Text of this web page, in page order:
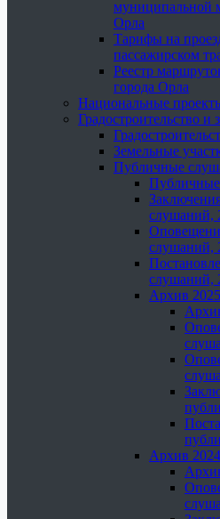
муниципальной
Орла
Тарифы на
пассажирском
Реестр
города Орла
Национальные
Градостроительство и
Земельные
Публичные
слушаний,
слушаний,
слушаний,
Архив
Архив